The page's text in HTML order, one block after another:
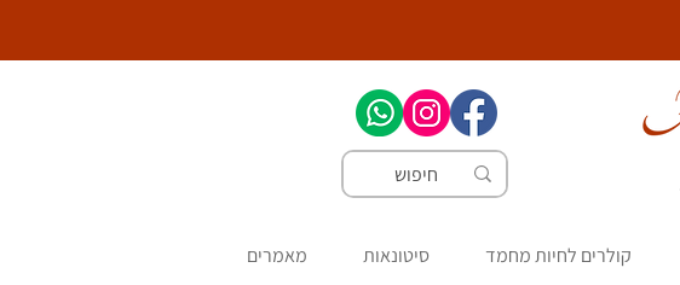
קולרים לחיות מחמד סיטונאות מאמרים